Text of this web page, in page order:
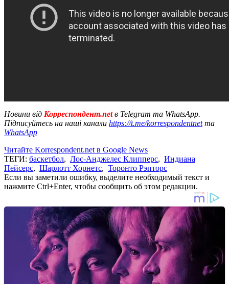
Новини від Корреспондент.netв Telegram та WhatsApp.
Підписуйтесь на наші канали https://t.me/korrespondentnetта
WhatsApp
Читайте Korrespondent.net в Google News
ТЕГИ: баскетбол, Лос-Анджелес Клипперс, Индиана
Пейсерс, Шарлотт Хорнетс, Торонто Рэпторс
Если вы заметили ошибку, выделите необходимый текст и
нажмите Ctrl+Enter, чтобы сообщить об этом редакции.